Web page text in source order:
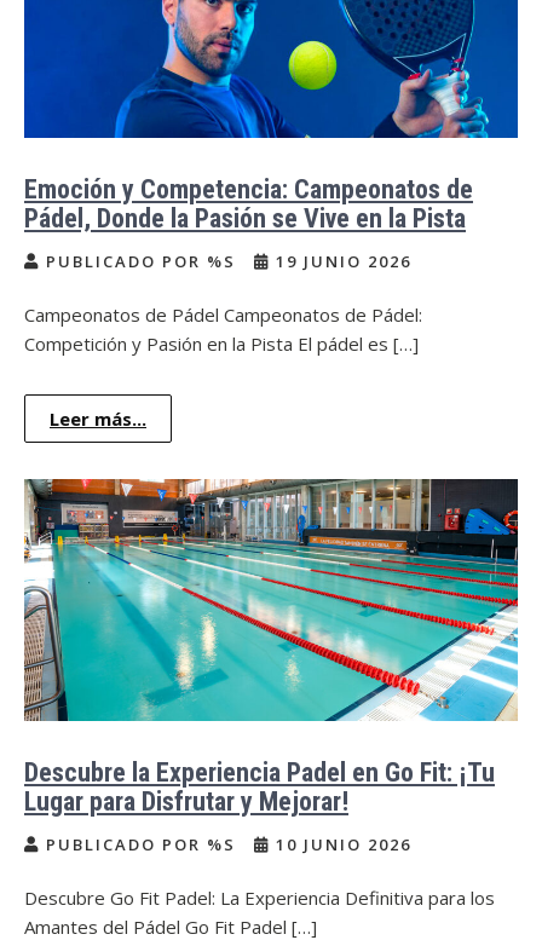
Emoción y Competencia: Campeonatos de
Pádel, Donde la Pasión se Vive en la Pista
PUBLICADO POR %S 19 JUNIO 2026
Campeonatos de Pádel Campeonatos de Pádel:
Competición y Pasión en la Pista El pádel es […]
Leer más...
Descubre la Experiencia Padel en Go Fit: ¡Tu
Lugar para Disfrutar y Mejorar!
PUBLICADO POR %S 10 JUNIO 2026
Descubre Go Fit Padel: La Experiencia Definitiva para los
Amantes del Pádel Go Fit Padel […]